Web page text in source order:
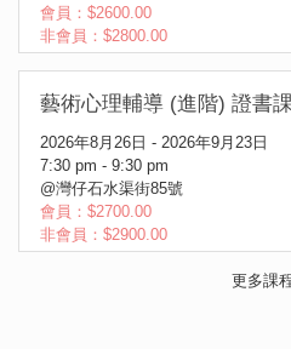
會員：$2600.00
非會員：$2800.00
藝術心理輔導 (進階) 證書
2026年8月26日 - 2026年9月23日
7:30 pm - 9:30 pm
@灣仔石水渠街85號
會員：$2700.00
非會員：$2900.00
更多課